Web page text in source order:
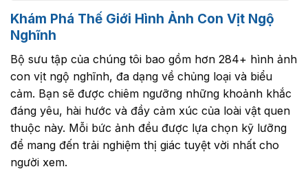
Khám Phá Thế Giới Hình Ảnh Con Vịt Ngộ
Nghĩnh
Bộ sưu tập của chúng tôi bao gồm hơn 284+ hình ảnh
con vịt ngộ nghĩnh, đa dạng về chủng loại và biểu
cảm. Bạn sẽ được chiêm ngưỡng những khoảnh khắc
đáng yêu, hài hước và đầy cảm xúc của loài vật quen
thuộc này. Mỗi bức ảnh đều được lựa chọn kỹ lưỡng
để mang đến trải nghiệm thị giác tuyệt vời nhất cho
người xem.